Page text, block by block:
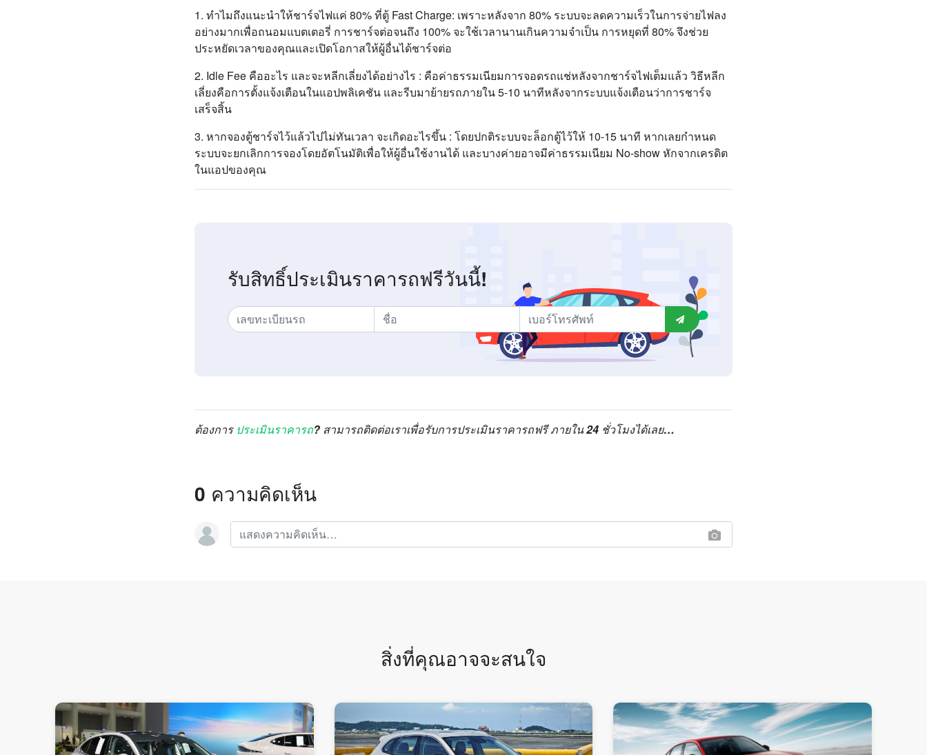
1. ทำไมถึงแนะนำให้ชาร์จไฟแค่ 80% ที่ตู้ Fast Charge: เพราะหลังจาก 80% ระบบจะลดความเร็วในการจ่ายไฟลง
อย่างมากเพื่อถนอมแบตเตอรี่ การชาร์จต่อจนถึง 100% จะใช้เวลานานเกินความจำเป็น การหยุดที่ 80% จึงช่วย
ประหยัดเวลาของคุณและเปิดโอกาสให้ผู้อื่นได้ชาร์จต่อ
2. Idle Fee คืออะไร และจะหลีกเลี่ยงได้อย่างไร : คือค่าธรรมเนียมการจอดรถแช่หลังจากชาร์จไฟเต็มแล้ว วิธีหลีก
เลี่ยงคือการตั้งแจ้งเตือนในแอปพลิเคชัน และรีบมาย้ายรถภายใน 5-10 นาทีหลังจากระบบแจ้งเตือนว่าการชาร์จ
เสร็จสิ้น
3. หากจองตู้ชาร์จไว้แล้วไปไม่ทันเวลา จะเกิดอะไรขึ้น : โดยปกติระบบจะล็อกตู้ไว้ให้ 10-15 นาที หากเลยกำหนด
ระบบจะยกเลิกการจองโดยอัตโนมัติเพื่อให้ผู้อื่นใช้งานได้ และบางค่ายอาจมีค่าธรรมเนียม No-show หักจากเครดิต
ในแอปของคุณ
รับสิทธิ์ประเมินราคารถฟรีวันนี้!
ต้องการ ประเมินราคารถ? สามารถติดต่อเราเพื่อรับการประเมินราคารถฟรี ภายใน 24 ชั่วโมงได้เลย…
0 ความคิดเห็น
สิ่งที่คุณอาจจะสนใจ